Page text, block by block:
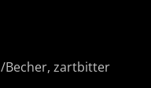
Becher, zartbitter